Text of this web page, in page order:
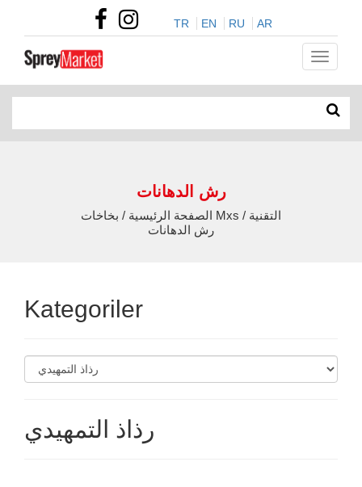
TR EN RU AR
رش الدهانات
الصفحة الرئيسية / بخاخات Mxs التقنية /
رش الدهانات
Kategoriler
رذاذ التمهيدي